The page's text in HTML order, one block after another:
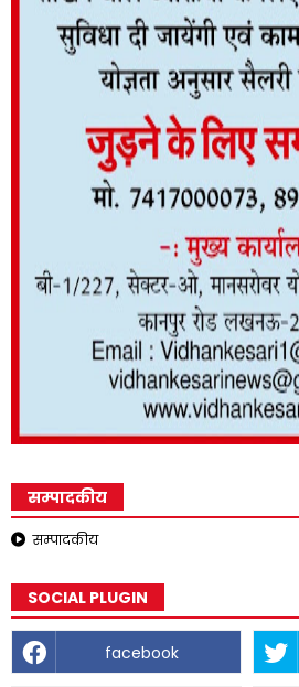
सम्पादकीय
सम्पादकीय
SOCIAL PLUGIN
facebook